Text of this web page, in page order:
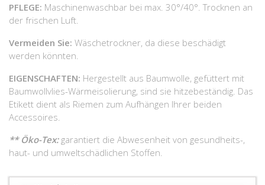
PFLEGE: Maschinenwaschbar bei max. 30°/40°. Trocknen an
der frischen Luft.
Vermeiden Sie: Wäschetrockner, da diese beschädigt
werden könnten.
EIGENSCHAFTEN: Hergestellt aus Baumwolle, gefüttert mit
Baumwollvlies-Wärmeisolierung, sind sie hitzebeständig. Das
Etikett dient als Riemen zum Aufhängen Ihrer beiden
Accessoires.
** Öko-Tex:garantiert die Abwesenheit von gesundheits-,
haut- und umweltschädlichen Stoffen.